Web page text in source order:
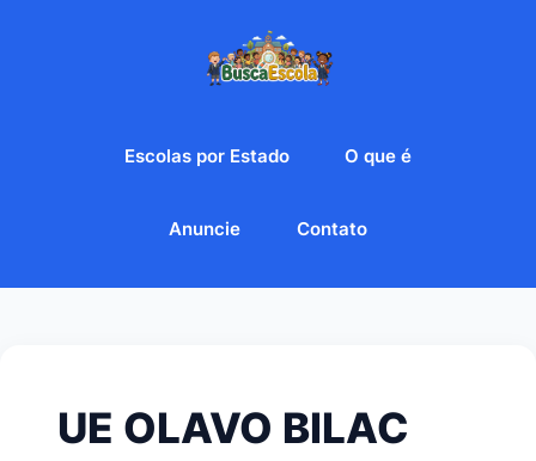
Escolas por Estado O que é
Anuncie Contato
UE OLAVO BILAC